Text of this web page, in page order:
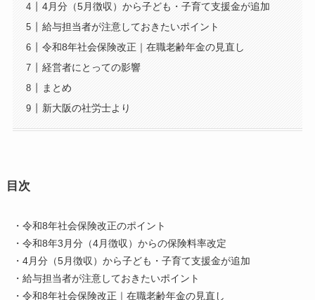
4月分（5月徴収）から子ども・子育て支援金が追加
給与担当者が注意しておきたいポイント
令和8年社会保険改正｜在職老齢年金の見直し
経営者にとっての影響
まとめ
新大阪の社労士より
目次
・令和8年社会保険改正のポイント
・令和8年3月分（4月徴収）からの保険料率改定
・4月分（5月徴収）から子ども・子育て支援金が追加
・給与担当者が注意しておきたいポイント
・令和8年社会保険改正｜在職老齢年金の見直し